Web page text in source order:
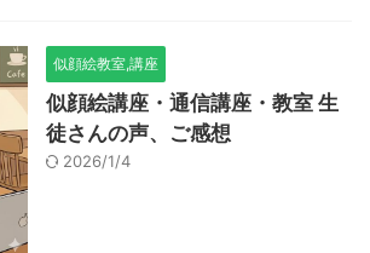
似顔絵教室,講座
似顔絵講座・通信講座・教室 生
徒さんの声、ご感想
2026/1/4